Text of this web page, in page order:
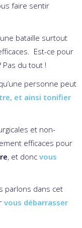
faire sentir
bataille surtout
Est-ce pour
Pas du tout !
personne peut
et ainsi tonifier
et non-
efficaces pour
, et donc vous
parlons dans cet
vous débarrasser